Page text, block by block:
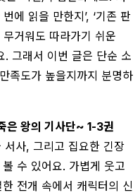
에 읽을 만한지’, ‘기존 판
무거워도 따라가기 쉬운
. 그래서 이번 글은 단순 소
족도가 높을지까지 분명하
왕의 기사단~ 1-3권
서사, 그리고 집요한 긴장
수 있어요. 가볍게 웃고
전개 속에서 캐릭터의 신